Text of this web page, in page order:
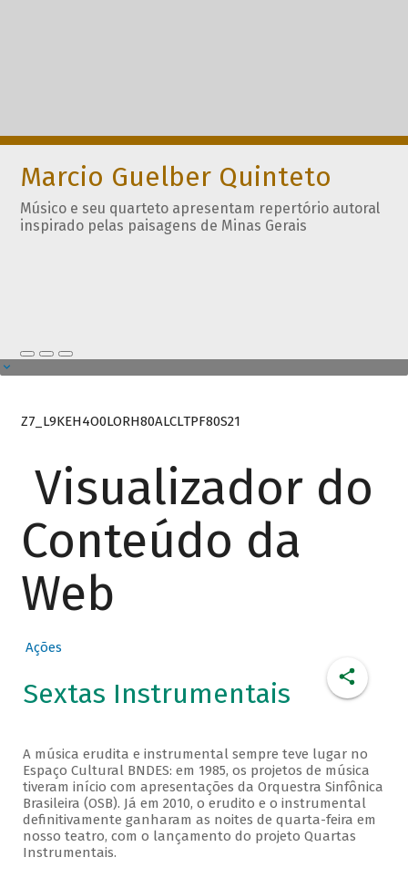
Marcio Guelber Quinteto
Músico e seu quarteto apresentam repertório autoral
inspirado pelas paisagens de Minas Gerais
Z7_L9KEH4O0LORH80ALCLTPF80S21
Visualizador do
Conteúdo da
Web
Ações
Sextas Instrumentais
A música erudita e instrumental sempre teve lugar no
Espaço Cultural BNDES: em 1985, os projetos de música
tiveram início com apresentações da Orquestra Sinfônica
Brasileira (OSB). Já em 2010, o erudito e o instrumental
definitivamente ganharam as noites de quarta-feira em
nosso teatro, com o lançamento do projeto Quartas
Instrumentais.